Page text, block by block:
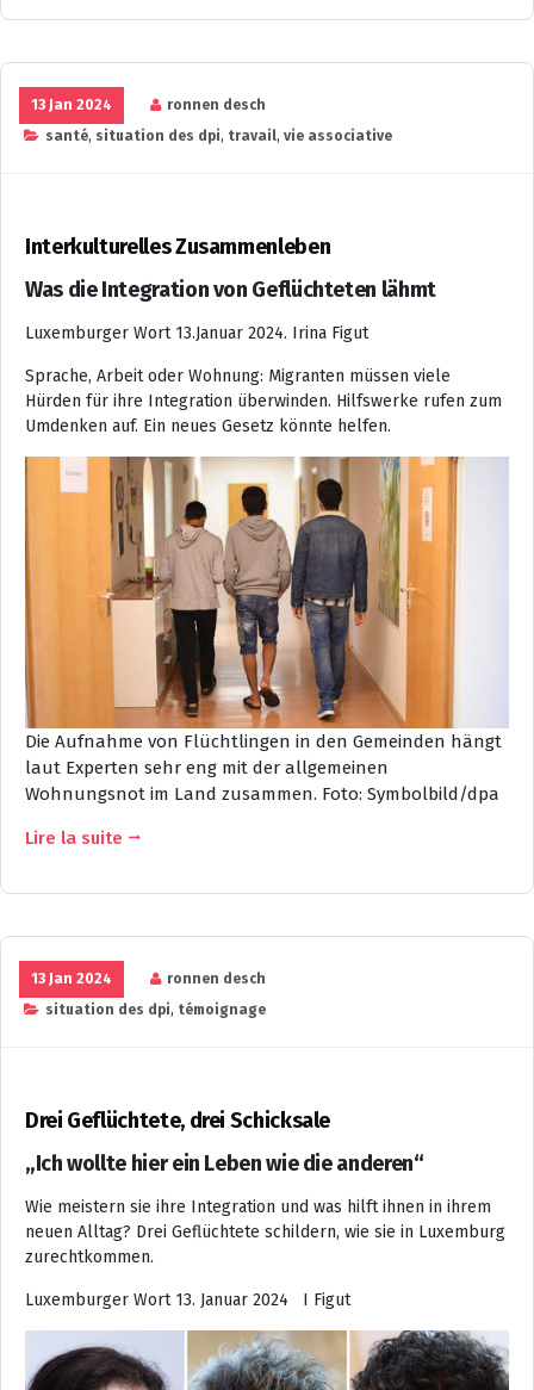
13 Jan 2024
ronnen desch
santé, situation des dpi, travail, vie associative
Interkulturelles Zusammenleben
Was die Integration von Geflüchteten lähmt
Luxemburger Wort 13.Januar 2024. Irina Figut
Sprache, Arbeit oder Wohnung: Migranten müssen viele
Hürden für ihre Integration überwinden. Hilfswerke rufen zum
Umdenken auf. Ein neues Gesetz könnte helfen.
Die Aufnahme von Flüchtlingen in den Gemeinden hängt
laut Experten sehr eng mit der allgemeinen
Wohnungsnot im Land zusammen. Foto: Symbolbild/dpa
Lire la suite
13 Jan 2024
ronnen desch
situation des dpi, témoignage
Drei Geflüchtete, drei Schicksale
„Ich wollte hier ein Leben wie die anderen“
Wie meistern sie ihre Integration und was hilft ihnen in ihrem
neuen Alltag? Drei Geflüchtete schildern, wie sie in Luxemburg
zurechtkommen.
Luxemburger Wort 13. Januar 2024 I Figut